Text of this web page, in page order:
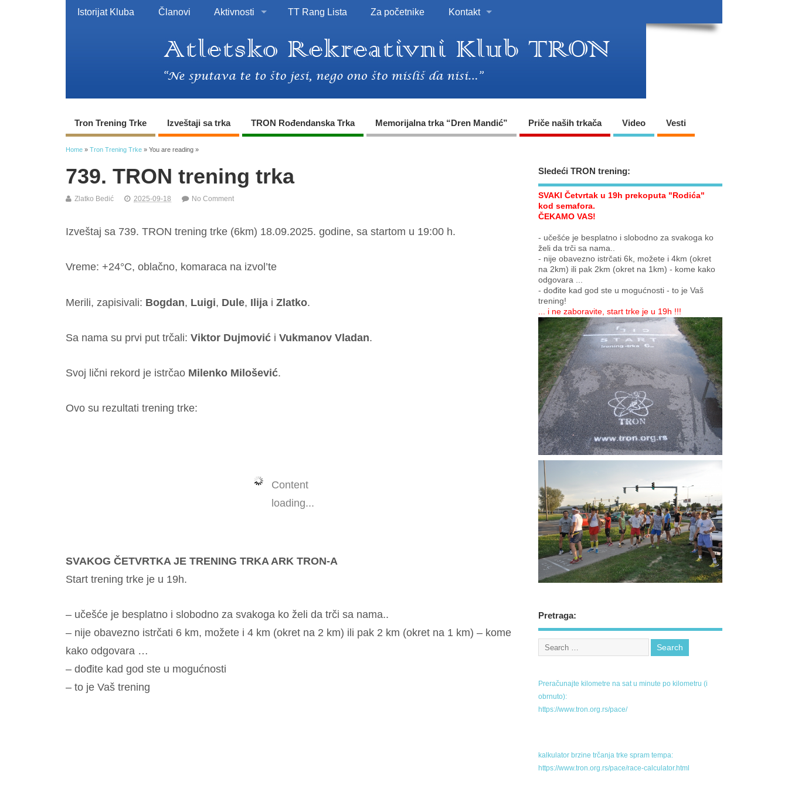
Istorijat Kluba Članovi Aktivnosti TT Rang Lista Za početnike Kontakt
Tron Trening Trke Izveštaji sa trka TRON Rođendanska Trka Memorijalna trka “Dren Mandić” Priče naših trkača Video Vesti
Home » Tron Trening Trke » You are reading »
739. TRON trening trka
Zlatko Bedić 2025-09-18 No Comment
Izveštaj sa 739. TRON trening trke (6km) 18.09.2025. godine, sa startom u 19:00 h.
Vreme: +24°C, oblačno, komaraca na izvol’te
Merili, zapisivali: Bogdan, Luigi, Dule, Ilija i Zlatko.
Sa nama su prvi put trčali: Viktor Dujmović i Vukmanov Vladan.
Svoj lični rekord je istrčao Milenko Milošević.
Ovo su rezultati trening trke:
Content
loading...
SVAKOG ČETVRTKA JE TRENING TRKA ARK TRON-A
Start trening trke je u 19h.
– učešće je besplatno i slobodno za svakoga ko želi da trči sa nama..
– nije obavezno istrčati 6 km, možete i 4 km (okret na 2 km) ili pak 2 km (okret na 1 km) – kome
kako odgovara …
– dođite kad god ste u mogućnosti
– to je Vaš trening
Sledeći TRON trening:
SVAKI Četvrtak u 19h prekoputa "Rodića"
kod semafora.
ČEKAMO VAS!
- učešće je besplatno i slobodno za svakoga ko
želi da trči sa nama..
- nije obavezno istrčati 6k, možete i 4km (okret
na 2km) ili pak 2km (okret na 1km) - kome kako
odgovara ...
- dođite kad god ste u mogućnosti - to je Vaš
trening!
... i ne zaboravite, start trke je u 19h !!!
Pretraga:
Preračunajte kilometre na sat u minute po kilometru (i
obrnuto):
https://www.tron.org.rs/pace/
kalkulator brzine trčanja trke spram tempa:
https://www.tron.org.rs/pace/race-calculator.html